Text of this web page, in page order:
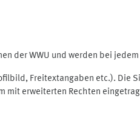
der WWU und werden bei
Freitextangaben etc.). Die
erweiterten Rechten